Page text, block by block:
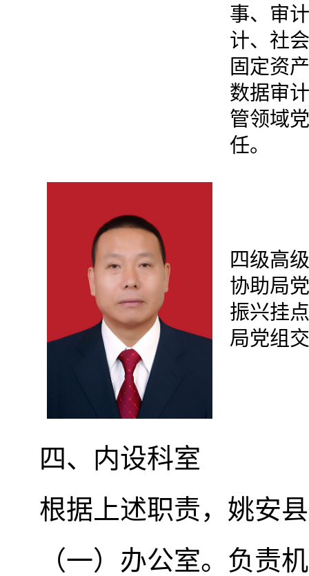
事、审
计、社
固定资
数据审
管领域
任。
四级高
协助局
振兴挂
局党组
四、内设科室
根据上述职责， 姚安
（一）办公室。 负责